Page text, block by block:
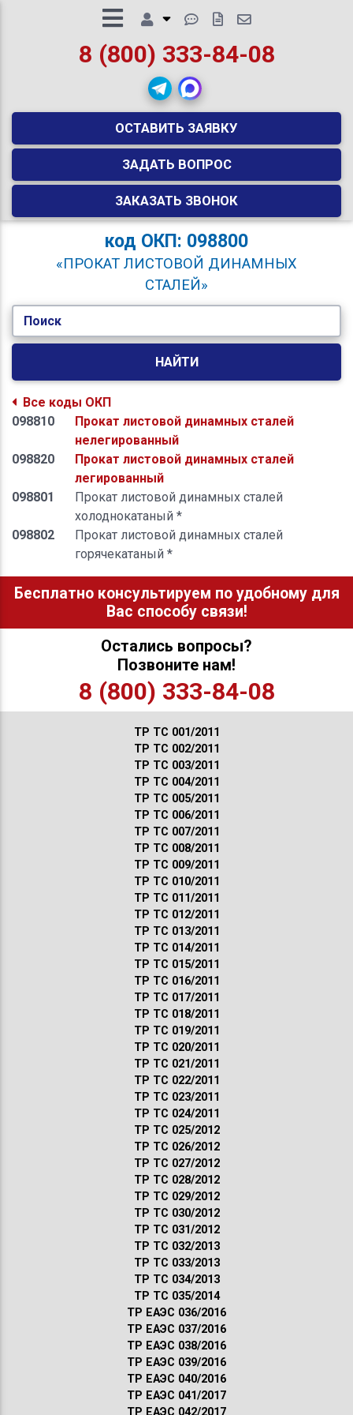
8 (800) 333-84-08
ОСТАВИТЬ ЗАЯВКУ
ЗАДАТЬ ВОПРОС
ЗАКАЗАТЬ ЗВОНОК
код ОКП: 098800
«ПРОКАТ ЛИСТОВОЙ ДИНАМНЫХ
СТАЛЕЙ»
Поиск
НАЙТИ
Все коды ОКП
098810
Прокат листовой динамных сталей
нелегированный
098820
Прокат листовой динамных сталей
легированный
098801
Прокат листовой динамных сталей
холоднокатаный *
098802
Прокат листовой динамных сталей
горячекатаный *
Бесплатно консультируем по удобному для
Вас способу связи!
Остались вопросы?
Позвоните нам!
8 (800) 333-84-08
ТР ТС 001/2011
ТР ТС 002/2011
ТР ТС 003/2011
ТР ТС 004/2011
ТР ТС 005/2011
ТР ТС 006/2011
ТР ТС 007/2011
ТР ТС 008/2011
ТР ТС 009/2011
ТР ТС 010/2011
ТР ТС 011/2011
ТР ТС 012/2011
ТР ТС 013/2011
ТР ТС 014/2011
ТР ТС 015/2011
ТР ТС 016/2011
ТР ТС 017/2011
ТР ТС 018/2011
ТР ТС 019/2011
ТР ТС 020/2011
ТР ТС 021/2011
ТР ТС 022/2011
ТР ТС 023/2011
ТР ТС 024/2011
ТР ТС 025/2012
ТР ТС 026/2012
ТР ТС 027/2012
ТР ТС 028/2012
ТР ТС 029/2012
ТР ТС 030/2012
ТР ТС 031/2012
ТР ТС 032/2013
ТР ТС 033/2013
ТР ТС 034/2013
ТР ТС 035/2014
ТР ЕАЭС 036/2016
ТР ЕАЭС 037/2016
ТР ЕАЭС 038/2016
ТР ЕАЭС 039/2016
ТР ЕАЭС 040/2016
ТР ЕАЭС 041/2017
ТР ЕАЭС 042/2017